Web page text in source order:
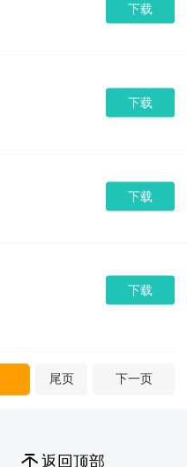
下载
下载
下载
下载
尾页 下一页
返回顶部